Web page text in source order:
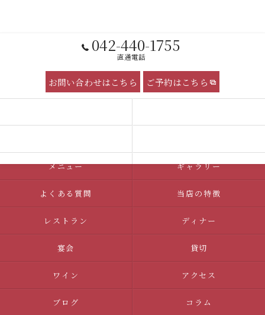
042-440-1755
直通電話
お問い合わせはこちら ご予約はこちら
メニュー ギャラリー
よくある質問 当店の特徴
レストラン ディナー
宴会 貸切
ワイン アクセス
ブログ コラム